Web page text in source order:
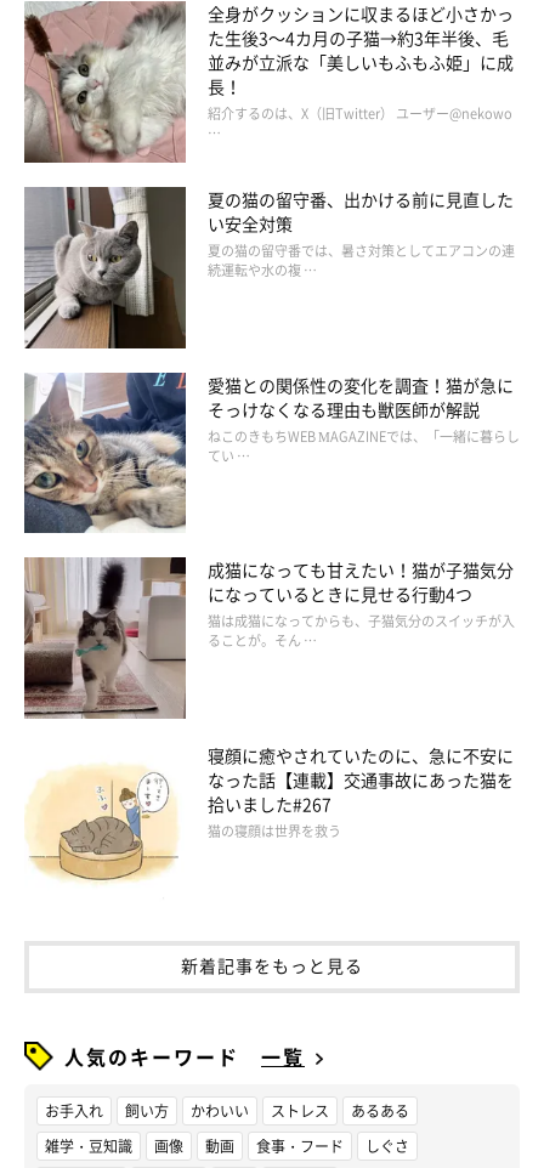
全身がクッションに収まるほど小さかっ
た生後3～4カ月の子猫→約3年半後、毛
並みが立派な「美しいもふもふ姫」に成
長！
紹介するのは、X（旧Twitter） ユーザー@nekowo
…
夏の猫の留守番、出かける前に見直した
い安全対策
夏の猫の留守番では、暑さ対策としてエアコンの連
続運転や水の複 …
愛猫との関係性の変化を調査！猫が急に
そっけなくなる理由も獣医師が解説
ねこのきもちWEB MAGAZINEでは、「一緒に暮らし
てい …
成猫になっても甘えたい！猫が子猫気分
になっているときに見せる行動4つ
猫は成猫になってからも、子猫気分のスイッチが入
ることが。そん …
寝顔に癒やされていたのに、急に不安に
なった話【連載】交通事故にあった猫を
拾いました#267
猫の寝顔は世界を救う
新着記事をもっと見る
人気のキーワード 一覧
お手入れ 飼い方 かわいい ストレス
あるある
雑学・豆知識
画像 動画 食事・フード
しぐさ